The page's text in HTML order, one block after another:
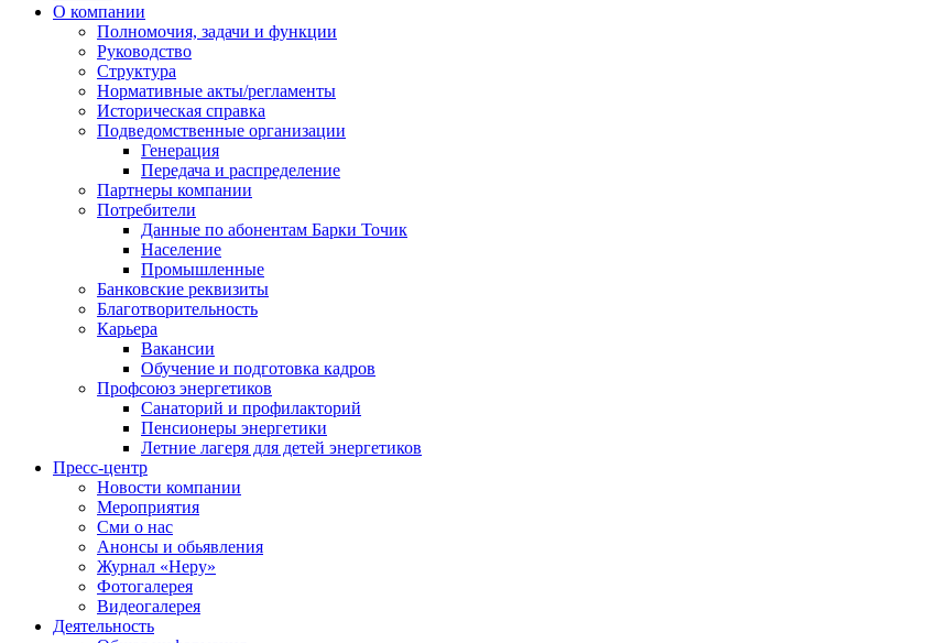
О компании
Полномочия, задачи и функции
Руководство
Структура
Нормативные акты/регламенты
Историческая справка
Подведомственные организации
Генерация
Передача и распределение
Партнеры компании
Потребители
Данные по абонентам Барки Точик
Население
Промышленные
Банковские реквизиты
Благотворительность
Карьера
Вакансии
Обучение и подготовка кадров
Профсоюз энергетиков
Санаторий и профилакторий
Пенсионеры энергетики
Летние лагеря для детей энергетиков
Пресс-центр
Новости компании
Мероприятия
Сми о нас
Анонсы и обьявления
Журнал «Неру»
Фотогалерея
Видеогалерея
Деятельность